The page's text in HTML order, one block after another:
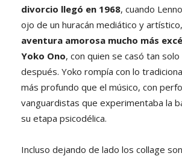
divorcio llegó en 1968, cuando
ojo de un huracán mediático y artístico,
aventura amorosa mucho más
Yoko Ono, con quien se casó tan solo
después. Yoko rompía con lo
más profundo que el músico, con
vanguardistas que experimentaba la
su etapa psicodélica.
Incluso dejando de lado los collage